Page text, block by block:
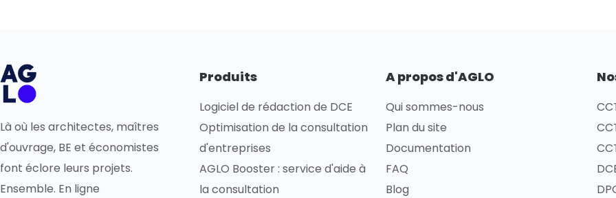
Là où les architectes, maîtres
d'ouvrage, BE et économistes
font éclore leurs projets.
Ensemble. En ligne
Produits
Logiciel de rédaction de DCE
Optimisation de la consultation
d'entreprises
AGLO Booster : service d'aide à
la consultation
A propos d'AGLO
Qui sommes-nous
Plan du site
Documentation
FAQ
Blog